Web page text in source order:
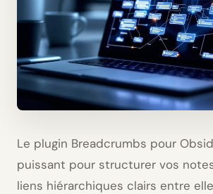
Le plugin Breadcrumbs pour
puissant pour structurer vos
liens hiérarchiques clairs entre